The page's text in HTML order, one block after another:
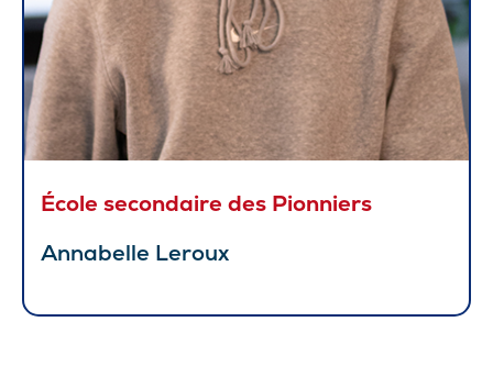
École secondaire des Pionniers
Annabelle Leroux